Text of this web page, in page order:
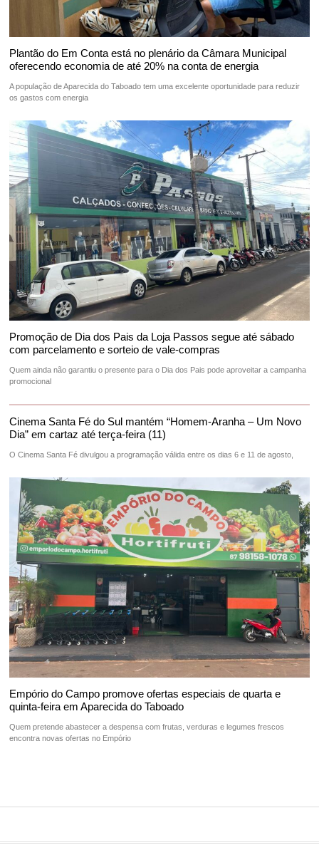
Plantão do Em Conta está no plenário da Câmara Municipal
oferecendo economia de até 20% na conta de energia
A população de Aparecida do Taboado tem uma excelente oportunidade para reduzir
os gastos com energia
Promoção de Dia dos Pais da Loja Passos segue até sábado
com parcelamento e sorteio de vale-compras
Quem ainda não garantiu o presente para o Dia dos Pais pode aproveitar a campanha
promocional
Cinema Santa Fé do Sul mantém “Homem-Aranha – Um Novo
Dia” em cartaz até terça-feira (11)
O Cinema Santa Fé divulgou a programação válida entre os dias 6 e 11 de agosto,
Empório do Campo promove ofertas especiais de quarta e
quinta-feira em Aparecida do Taboado
Quem pretende abastecer a despensa com frutas, verduras e legumes frescos
encontra novas ofertas no Empório